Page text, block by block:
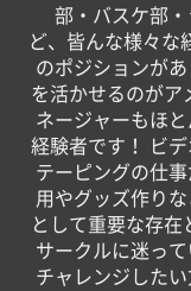
部・バスケ部
ど、皆んな様々な
のポジションが
を活かせるのがア
ネージャーもほ
経験者です！ ビデ
テーピングの仕
用やグッズ作り
として重要な存在
サークルに迷っ
チャレンジした